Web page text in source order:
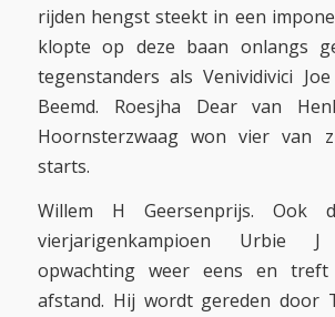
rijden hengst steekt in een
klopte op deze baan onlangs
tegenstanders als Venividivici
Beemd. Roesjha Dear van
Hoornsterzwaag won vier van
starts.
Willem H Geersenprijs. Ook
vierjarigenkampioen Urbie
opwachting weer eens en
afstand. Hij wordt gereden door